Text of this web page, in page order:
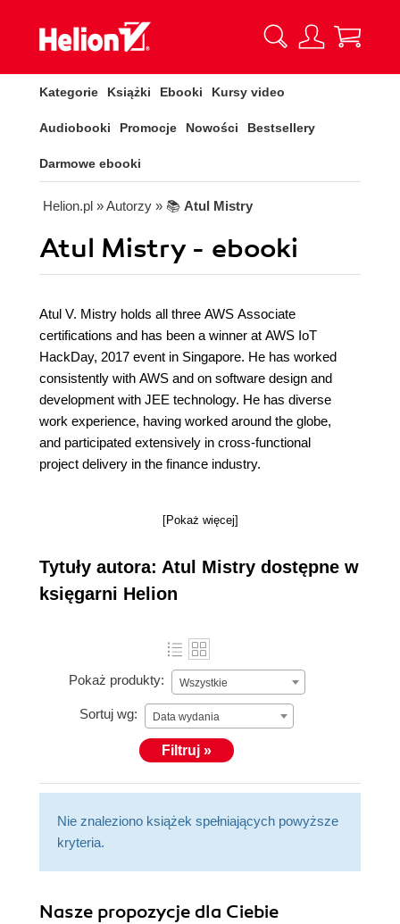
Kategorie Książki Ebooki Kursy video
Audiobooki Promocje Nowości Bestsellery
Darmowe ebooki
Helion.pl » Autorzy » 📚 Atul Mistry
Atul Mistry - ebooki
Atul V. Mistry holds all three AWS Associate
certifications and has been a winner at AWS IoT
HackDay, 2017 event in Singapore. He has worked
consistently with AWS and on software design and
development with JEE technology. He has diverse
work experience, having worked around the globe,
and participated extensively in cross-functional
project delivery in the finance industry.
[Pokaż więcej]
Tytuły autora: Atul Mistry dostępne w
księgarni Helion
Pokaż produkty: Wszystkie
Sortuj wg: Data wydania
Filtruj »
Nie znaleziono książek spełniających powyższe
kryteria.
Nasze propozycje dla Ciebie